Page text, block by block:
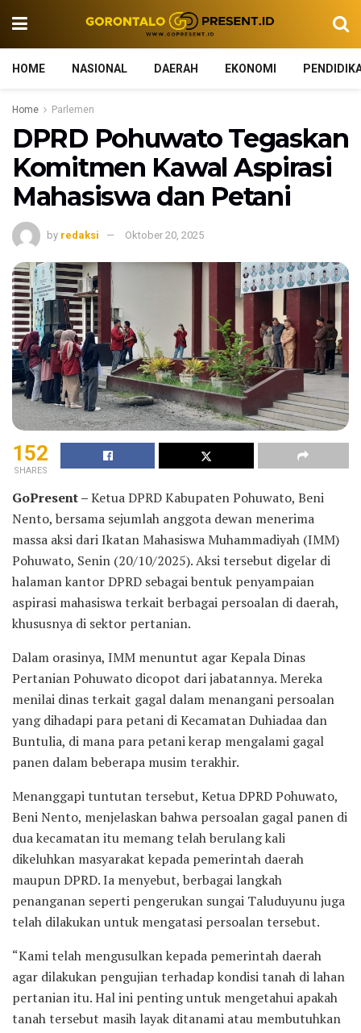
HOME NASIONAL DAERAH EKONOMI
Home Parlemen
DPRD Pohuwato Tegaskan
Komitmen Kawal Aspirasi
Mahasiswa dan Petani
by redaksi Oktober 20, 2025
152
SHARES
GoPresent –Ketua DPRD Kabupaten Pohuwato, Beni
Nento, bersama sejumlah anggota dewan menerima
massa aksi dari Ikatan Mahasiswa Muhammadiyah (IMM)
Pohuwato, Senin (20/10/2025). Aksi tersebut digelar di
halaman kantor DPRD sebagai bentuk penyampaian
aspirasi mahasiswa terkait berbagai persoalan di daerah,
khususnya di sektor pertanian.
Dalam orasinya, IMM menuntut agar Kepala Dinas
Pertanian Pohuwato dicopot dari jabatannya. Mereka
menilai dinas terkait gagal dalam menangani persoalan
yang dihadapi para petani di Kecamatan Duhiadaa dan
Buntulia, di mana para petani kerap mengalami gagal
panen dalam beberapa musim terakhir.
Menanggapi tuntutan tersebut, Ketua DPRD Pohuwato,
Beni Nento, menjelaskan bahwa persoalan gagal panen di
dua kecamatan itu memang telah berulang kali
dikeluhkan masyarakat kepada pemerintah daerah
maupun DPRD. Ia menyebut, berbagai langkah
penanganan seperti pengerukan sungai Taluduyunu juga
telah dilakukan untuk mengatasi persoalan tersebut.
“Kami telah mengusulkan kepada pemerintah daerah
agar dilakukan pengujian terhadap kondisi tanah di lahan
pertanian itu. Hal ini penting untuk mengetahui apakah
tanah tersebut masih layak ditanami atau membutuhkan